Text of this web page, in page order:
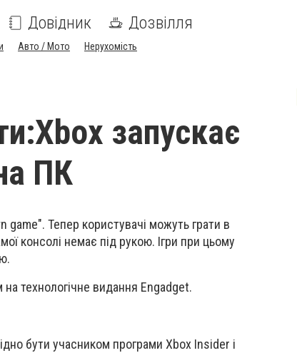
Довідник Дозвілля
Авто / Мото Нерухомість
запускає
ПК
Тепер користувачі можуть грати в
консолі немає під рукою. Ігри при цьому
технологічне видання Engadget.
бути учасником програми Xbox Insider і